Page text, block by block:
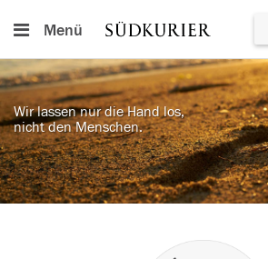
Menü
Wir lassen nur die Hand los,
nicht den Menschen.